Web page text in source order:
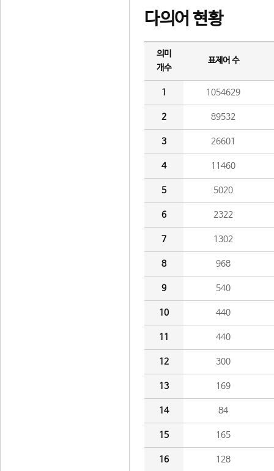
다의어 현황
의미
개수
표제어 수
1 1054629
2 89532
3 26601
4 11460
5 5020
6 2322
7 1302
8 968
9 540
10 440
11 440
12 300
13 169
14 84
15 165
16 128